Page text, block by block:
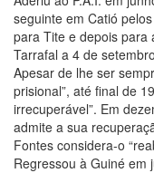
seguinte em Catió
para Tite e depois para
Tarrafal a 4 de
Apesar de lhe ser
prisional”, até final de
irrecuperável”. Em
admite a sua
Fontes considera-o
Regressou à Guiné em